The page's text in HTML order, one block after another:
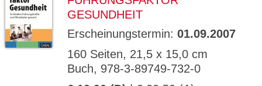
GESUNDHEIT
Erscheinungstermin: 01.09.2007
160 Seiten, 21,5 x 15,0 cm
Buch, 978-3-89749-732-0